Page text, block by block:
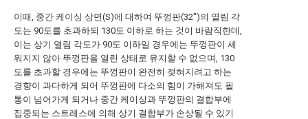
이때, 중간 케이싱 상면(S)에 대하여 뚜껑판(32")의 열림 각
도는 90도를 초과하되 130도 이하로 하는 것이 바람직한데,
이는 상기 열림 각도가 90도 이하일 경우에는 뚜껑판이 세
워지지 않아 뚜껑판을 열린 상태로 유지할 수 없으며, 130
도를 초과할 경우에는 뚜껑판이 완전히 젖혀지려고 하는
경향이 과다하게 되어 뚜껑판에 다소의 힘이 가해져도 필
통이 넘어가게 되거나 중간 케이싱과 뚜껑판의 결합부에
집중되는 스트레스에 의해 상기 결합부가 손상될 수 있기